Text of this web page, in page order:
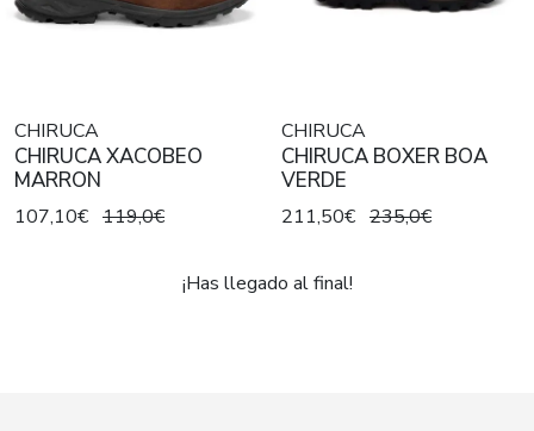
CHIRUCA
CHIRUCA XACOBEO
MARRON
107,10€ 119,0€
CHIRUCA
CHIRUCA BOXER BOA
VERDE
211,50€ 235,0€
¡Has llegado al final!